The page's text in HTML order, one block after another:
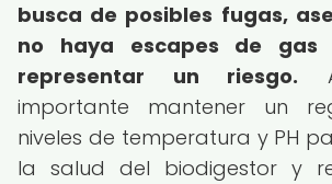
busca de posibles fugas,
no haya escapes de gas
representar un riesgo.
importante mantener un
niveles de temperatura y PH
la salud del biodigestor y